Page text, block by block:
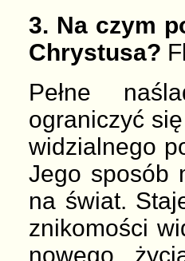
3. Na czym
Chrystusa?
Pełne
ograniczyć
widzialnego
Jego sposób
na świat.
znikomości
nowego